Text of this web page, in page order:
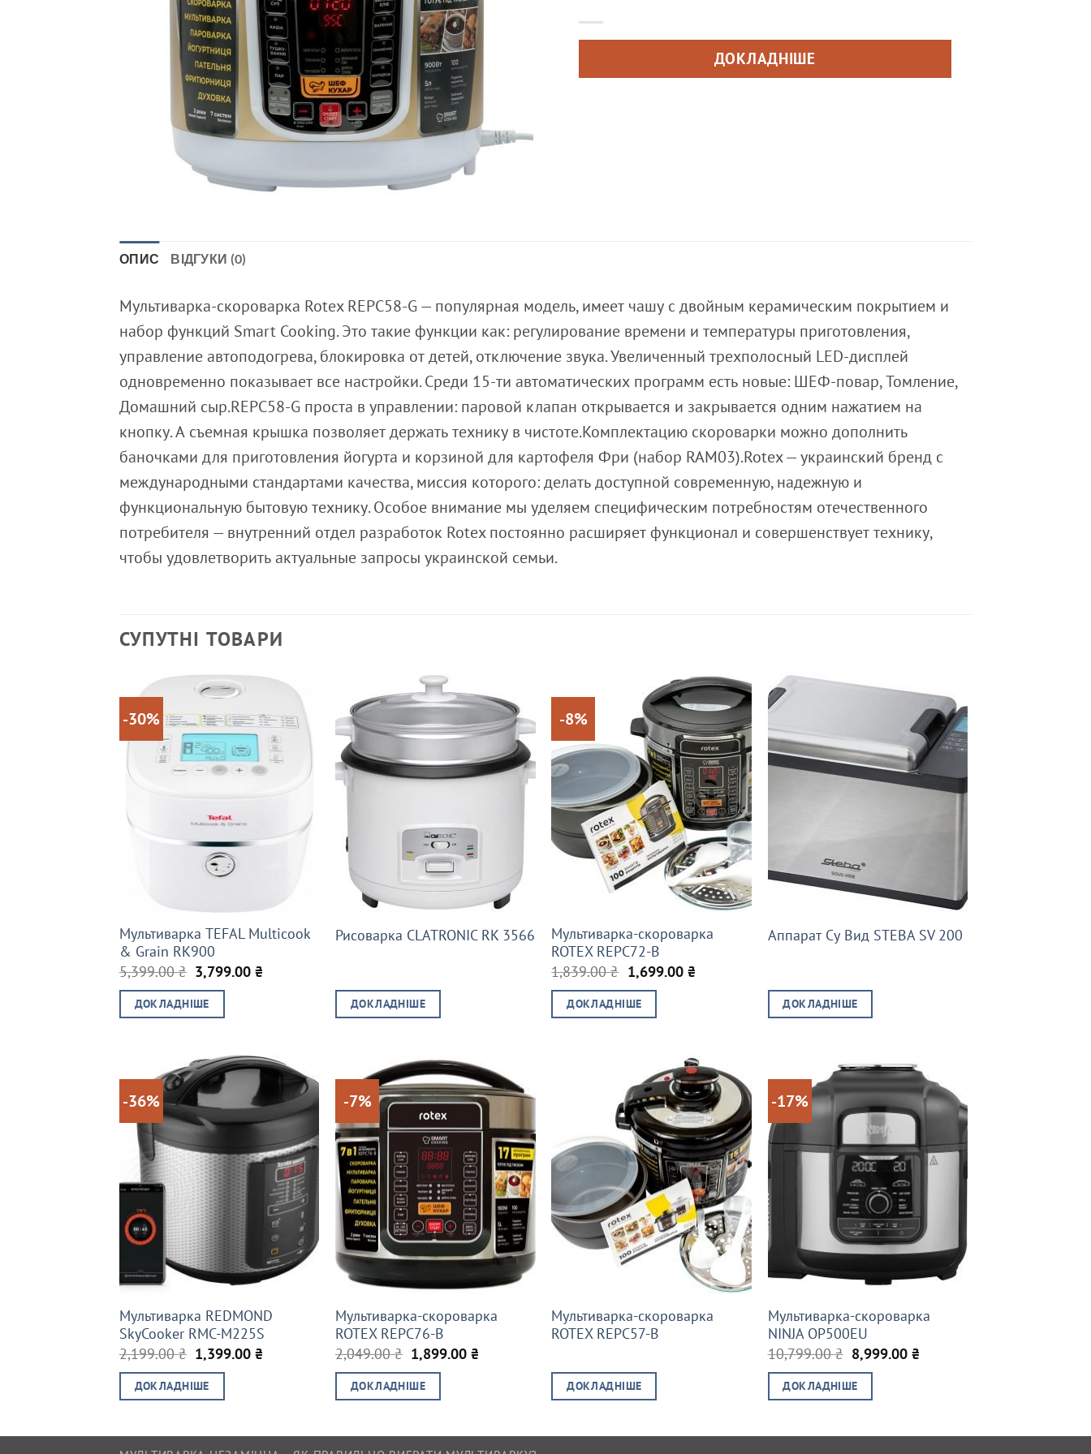
ДОКЛАДНІШЕ
ОПИС ВІДГУКИ (0)
Мультиварка-скороварка Rotex REPC58-G — популярная модель, имеет чашу с двойным керамическим покрытием и
набор функций Smart Cooking. Это такие функции как: регулирование времени и температуры приготовления,
управление автоподогрева, блокировка от детей, отключение звука. Увеличенный трехполосный LED-дисплей
одновременно показывает все настройки. Среди 15-ти автоматических программ есть новые: ШЕФ-повар, Томление,
Домашний сыр.REPC58-G проста в управлении: паровой клапан открывается и закрывается одним нажатием на
кнопку. А съемная крышка позволяет держать технику в чистоте.Комплектацию скороварки можно дополнить
баночками для приготовления йогурта и корзиной для картофеля Фри (набор RAM03).Rotex — украинский бренд с
международными стандартами качества, миссия которого: делать доступной современную, надежную и
функциональную бытовую технику. Особое внимание мы уделяем специфическим потребностям отечественного
потребителя — внутренний отдел разработок Rotex постоянно расширяет функционал и совершенствует технику,
чтобы удовлетворить актуальные запросы украинской семьи.
СУПУТНІ ТОВАРИ
-30%
Мультиварка TEFAL Multicook
& Grain RK900
5,399.00₴ Оригінальна
ціна:
5,399.00 ₴.
3,799.00₴
ДОКЛАДНІШЕ
Рисоварка CLATRONIC RK 3566
ДОКЛАДНІШЕ
-8%
Мультиварка-скороварка
ROTEX REPC72-B
1,839.00₴ Оригінальна
ціна:
1,839.00 ₴.
1,699.00 ₴Поточна
ДОКЛАДНІШЕ
Аппарат Су Вид STEBA SV 200
ДОКЛАДНІШЕ
-36%
Мультиварка REDMOND
SkyCooker RMC-M225S
2,199.00₴ Оригінальна
ціна:
2,199.00 ₴.
1,399.00₴
ДОКЛАДНІШЕ
-7%
Мультиварка-скороварка
ROTEX REPC76-B
2,049.00₴ Оригінальна
ціна:
2,049.00 ₴.
1,899.00₴
ДОКЛАДНІШЕ
Мультиварка-скороварка
ROTEX REPC57-B
ДОКЛАДНІШЕ
-17%
Мультиварка-скороварка
NINJA OP500EU
10,799.00₴ Оригінальна
ціна:
10,799.00 ₴.
8,999.00 ₴Поточна
ДОКЛАДНІШЕ